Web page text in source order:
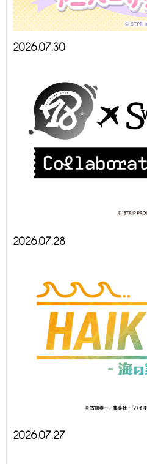
2026.07.30
2026.07.28
2026.07.27